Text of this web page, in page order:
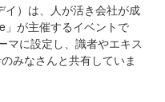
イ）は、人が活き会社が成
」が主催するイベントで
マに設定し、識者やエキス
みなさんと共有していま